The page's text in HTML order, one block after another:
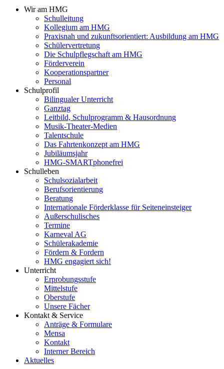
Wir am HMG
Schulleitung
Kollegium am HMG
Praxisnah und zukunftsorientiert: Ausbildung am HMG
Schülervertretung
Die Schulpflegschaft am HMG
Förderverein
Kooperationspartner
Personal
Schulprofil
Bilingualer Unterricht
Ganztag
Leitbild, Schulprogramm & Hausordnung
Musik-Theater-Medien
Talentschule
Das Fahrtenkonzept am HMG
Jubiläumsjahr
HMG-SMARTphonefrei
Schulleben
Schulsozialarbeit
Berufsorientierung
Beratung
Internationale Förderklasse für Seiteneinsteiger
Außerschulisches
Termine
Karneval AG
Schülerakademie
Fördern & Fordern
HMG engagiert sich!
Unterricht
Erprobungsstufe
Mittelstufe
Oberstufe
Unsere Fächer
Kontakt & Service
Anträge & Formulare
Mensa
Kontakt
Interner Bereich
Aktuelles